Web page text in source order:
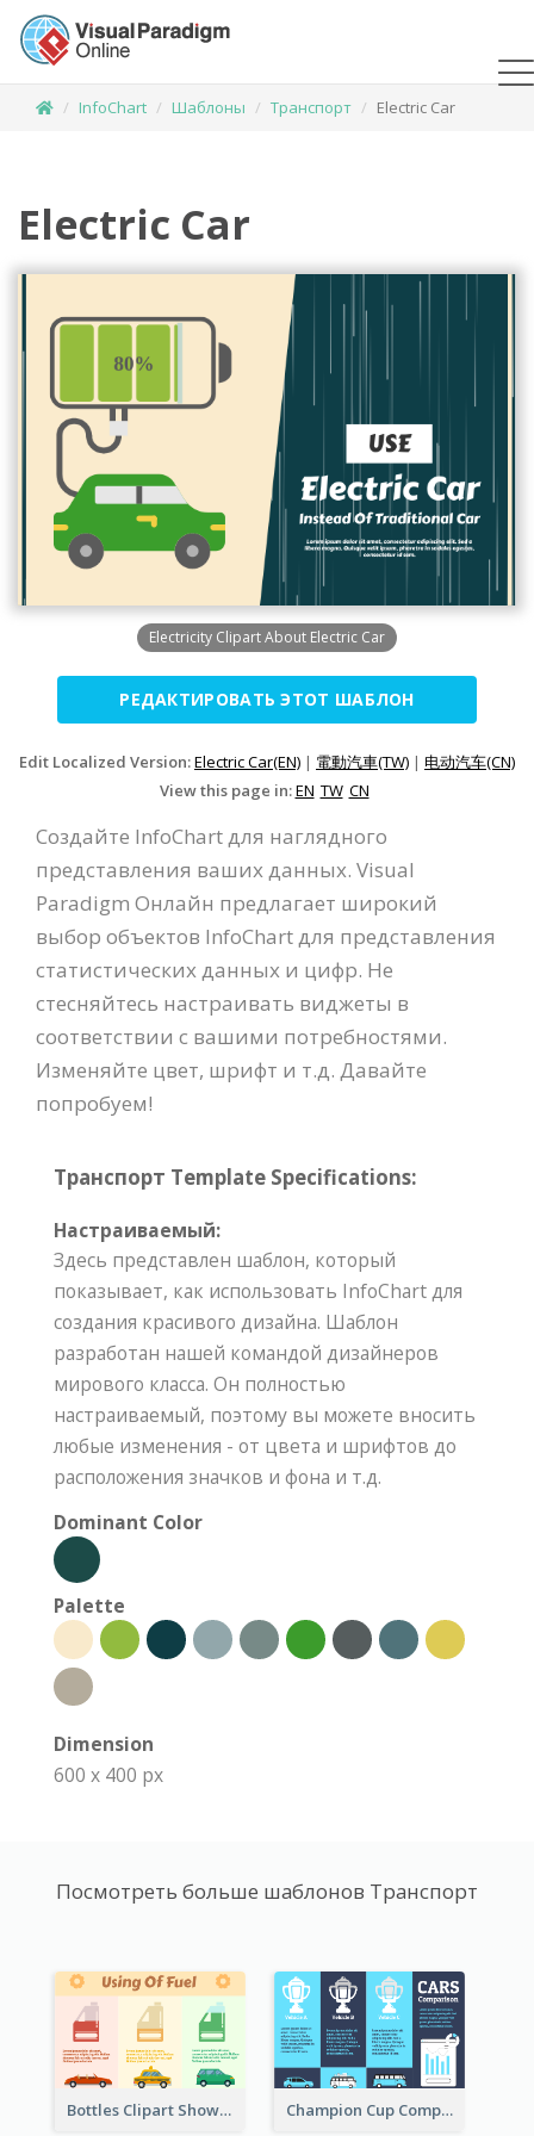
InfoChart Шаблоны Транспорт Electric Car
Electric Car
Electricity Clipart About Electric Car
РЕДАКТИРОВАТЬ ЭТОТ ШАБЛОН
Edit Localized Version:Electric Car(EN) | 電動汽車(TW) | 电动汽车(CN)
View this page in:EN TW CN
Создайте InfoChart для наглядного
представления ваших данных. Visual
Paradigm Онлайн предлагает широкий
выбор объектов InfoChart для представления
статистических данных и цифр. Не
стесняйтесь настраивать виджеты в
соответствии с вашими потребностями.
Изменяйте цвет, шрифт и т.д. Давайте
попробуем!
Транспорт Template Specifications:
Настраиваемый:
Здесь представлен шаблон, который
показывает, как использовать InfoChart для
создания красивого дизайна. Шаблон
разработан нашей командой дизайнеров
мирового класса. Он полностью
настраиваемый, поэтому вы можете вносить
любые изменения - от цвета и шрифтов до
расположения значков и фона и т.д.
Dominant Color
Palette
Dimension
600 x 400 px
Посмотреть больше шаблонов Транспорт
Bottles Clipart Showing Comparison Champion Cup Comparison About Car